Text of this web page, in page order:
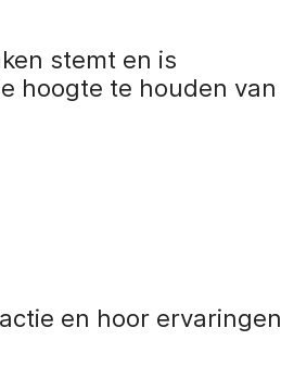
stemt en is
hoogte te houden van
en hoor ervaringen